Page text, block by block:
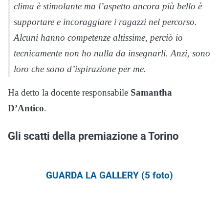
clima è stimolante ma l’aspetto ancora più bello è
supportare e incoraggiare i ragazzi nel percorso.
Alcuni hanno competenze altissime, perciò io
tecnicamente non ho nulla da insegnarli. Anzi, sono
loro che sono d’ispirazione per me.
Ha detto la docente responsabile Samantha
D’Antico.
Gli scatti della premiazione a Torino
GUARDA LA GALLERY (5 foto)